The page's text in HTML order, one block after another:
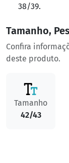
38/39.
Tamanho,
Confira
deste produto.
Tamanho
42/43